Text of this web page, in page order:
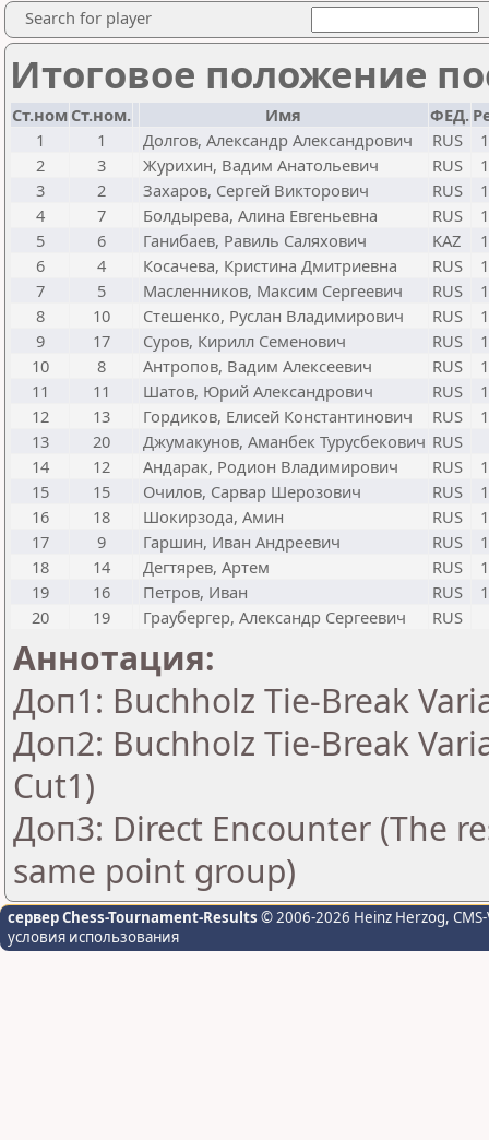
Search for player
Итоговое положение
Ст.ном Ст.ном. Имя ФЕД.
1
1 Долгов, Александр Александрович RUS
2
3 Журихин, Вадим Анатольевич RUS
3
2 Захаров, Сергей Викторович RUS
4
7 Болдырева, Алина Евгеньевна RUS
5
6 Ганибаев, Равиль Саляхович KAZ
6
4 Косачева, Кристина Дмитриевна RUS
7
5 Масленников, Максим Сергеевич RUS
8
10 Стешенко, Руслан Владимирович RUS
9
17 Суров, Кирилл Семенович RUS
10
8 Антропов, Вадим Алексеевич RUS
11
11 Шатов, Юрий Александрович RUS
12
13 Гордиков, Елисей Константинович RUS
13
20 Джумакунов, Аманбек Турусбекович RUS
14
12 Андарак, Родион Владимирович RUS
15
15 Очилов, Сарвар Шерозович RUS
16
18 Шокирзода, Амин RUS
17
9 Гаршин, Иван Андреевич RUS
18
14 Дегтярев, Артем RUS
19
16 Петров, Иван RUS
20
19 Граубергер, Александр Сергеевич RUS
Аннотация:
Доп1: Buchholz Tie-Break
Доп2: Buchholz Tie-Break
Cut1)
Доп3: Direct Encounter (The
same point group)
сервер Chess-Tournament-Results © 2006-2026 Heinz Herzog,
условия использования